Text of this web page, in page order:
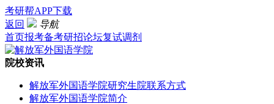
考研帮APP下载
返回
导航
首页报考备考研招论坛复试调剂
院校资讯
解放军外国语学院研究生院联系方式
解放军外国语学院简介